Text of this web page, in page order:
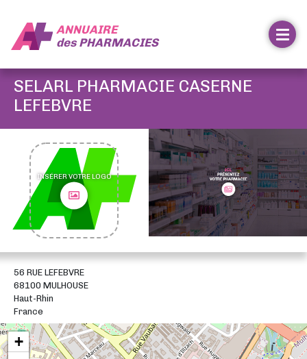
ANNUAIRE
desPHARMACIES
SELARL PHARMACIE CASERNE
LEFEBVRE
INSÉRER VOTRE LOGO
56 RUE LEFEBVRE
68100 MULHOUSE
Haut-Rhin
France
+